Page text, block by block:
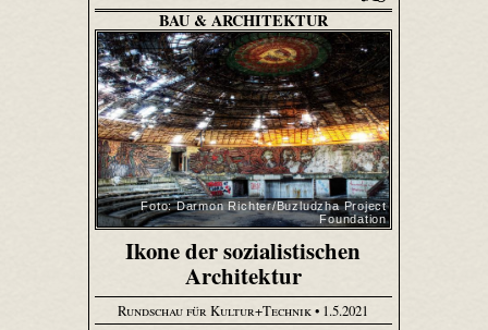
BAU & ARCHITEKTUR
Foto: Darmon Richter/Buzludzha Project
Foundation
Ikone der sozialistischen
Architektur
Rundschau für Kultur+Technik• 1.5.2021